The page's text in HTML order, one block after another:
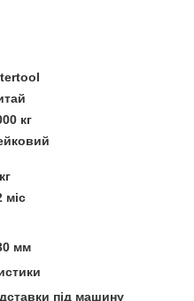
кг
міс
мм
під машину